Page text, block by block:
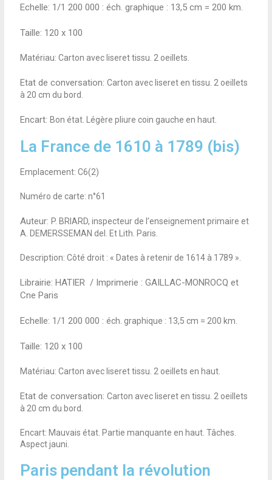
Echelle: 1/1 200 000 : éch. graphique : 13,5 cm = 200 km.
Taille: 120 x 100
Matériau: Carton avec liseret tissu. 2 oeillets.
Etat de conversation: Carton avec liseret en tissu. 2 oeillets
à 20 cm du bord.
Encart: Bon état. Légère pliure coin gauche en haut.
La France de 1610 à 1789 (bis)
Emplacement: C6(2)
Numéro de carte: n°61
Auteur: P. BRIARD, inspecteur de l’enseignement primaire et
A. DEMERSSEMAN del. Et Lith. Paris.
Description: Côté droit : « Dates à retenir de 1614 à 1789 ».
Librairie: HATIER / Imprimerie : GAILLAC-MONROCQ et
Cne Paris
Echelle: 1/1 200 000 : éch. graphique : 13,5 cm = 200 km.
Taille: 120 x 100
Matériau: Carton avec liseret tissu. 2 oeillets en haut.
Etat de conversation: Carton avec liseret en tissu. 2 oeillets
à 20 cm du bord.
Encart: Mauvais état. Partie manquante en haut. Tâches.
Aspect jauni.
Paris pendant la révolution